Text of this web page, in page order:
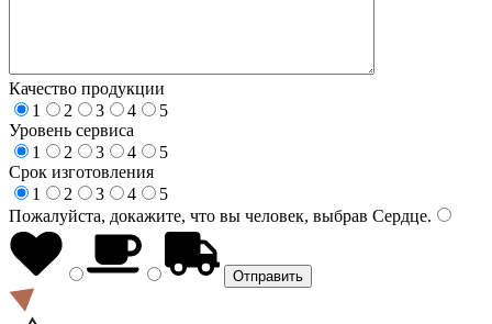
Качество продукции
1
2 3 4
5
Уровень сервиса
1
2 3 4
5
Срок изготовления
1
2 3 4
5
Пожалуйста, докажите, что вы человек, выбрав Сердце.